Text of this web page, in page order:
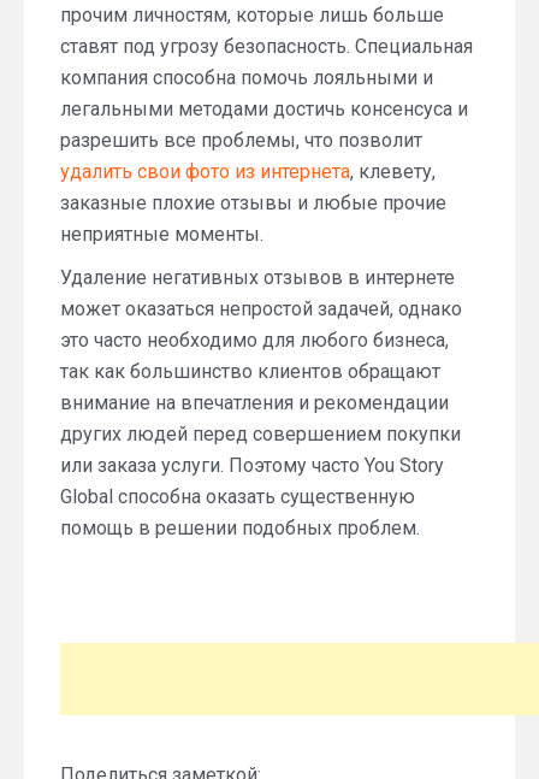
прочим личностям, которые лишь больше
ставят под угрозу безопасность. Специальная
компания способна помочь лояльными и
легальными методами достичь консенсуса и
разрешить все проблемы, что позволит
удалить свои фото из интернета, клевету,
заказные плохие отзывы и любые прочие
неприятные моменты.
Удаление негативных отзывов в интернете
может оказаться непростой задачей, однако
это часто необходимо для любого бизнеса,
так как большинство клиентов обращают
внимание на впечатления и рекомендации
других людей перед совершением покупки
или заказа услуги. Поэтому часто You Story
Global способна оказать существенную
помощь в решении подобных проблем.